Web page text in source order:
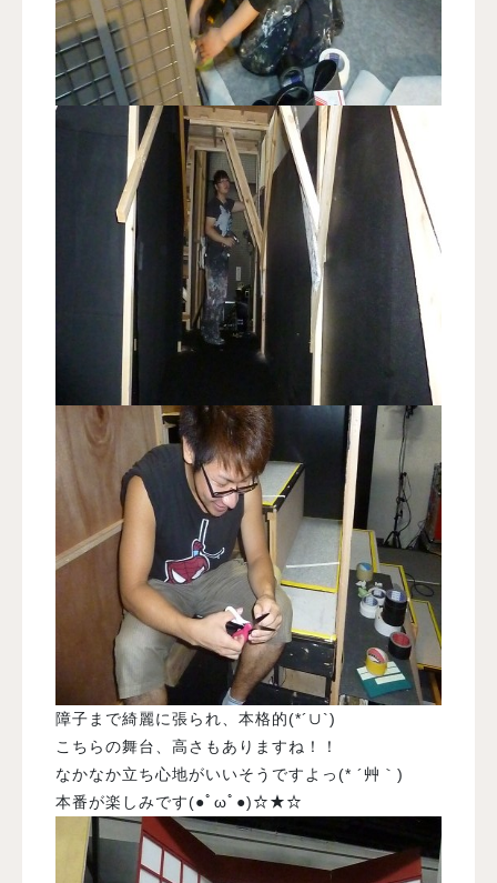
障子まで綺麗に張られ、本格的(*´∪`)
こちらの舞台、高さもありますね！！
なかなか立ち心地がいいそうですよっ(* ´艸｀)
本番が楽しみです(●ﾟωﾟ●)☆★☆